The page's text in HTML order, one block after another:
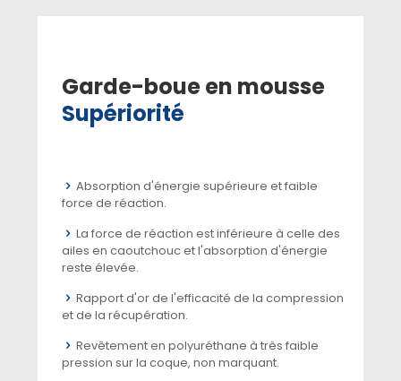
Garde-boue en mousse
Supériorité
Absorption d'énergie supérieure et faible
force de réaction.
La force de réaction est inférieure à celle des
ailes en caoutchouc et l'absorption d'énergie
reste élevée.
Rapport d'or de l'efficacité de la compression
et de la récupération.
Revêtement en polyuréthane à très faible
pression sur la coque, non marquant.